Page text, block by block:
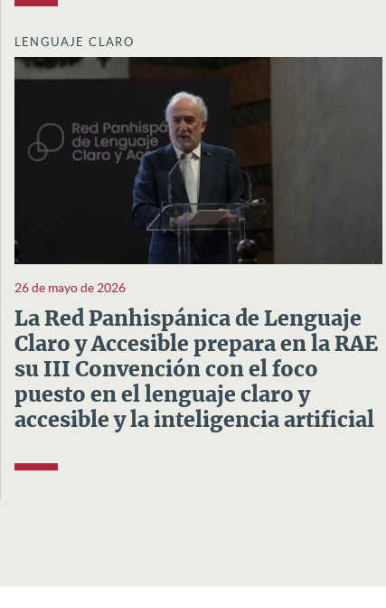
LENGUAJE CLARO
26 de mayo de 2026
La Red Panhispánica de Lenguaje
Claro y Accesible prepara en la RAE
su III Convención con el foco
puesto en el lenguaje claro y
accesible y la inteligencia artificial